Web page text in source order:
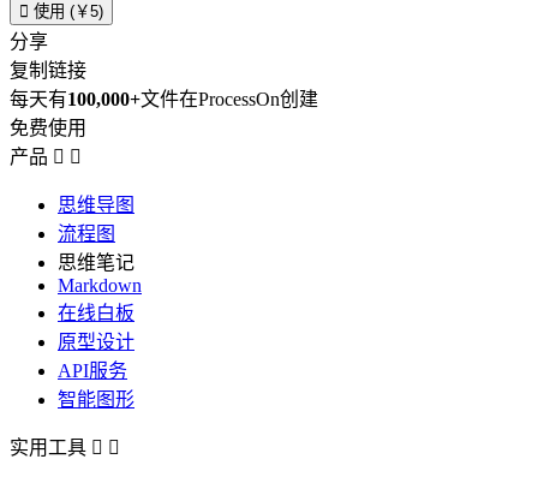
 使用 (￥5)
分享
复制链接
每天有100,000+文件在ProcessOn创建
免费使用
产品  
思维导图
流程图
思维笔记
Markdown
在线白板
原型设计
API服务
智能图形
实用工具  